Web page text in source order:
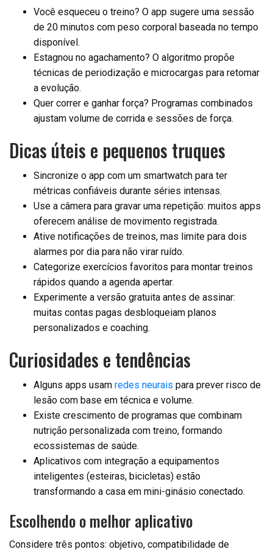
Você esqueceu o treino? O app sugere uma sessão
de 20 minutos com peso corporal baseada no tempo
disponível.
Estagnou no agachamento? O algoritmo propõe
técnicas de periodização e microcargas para retomar
a evolução.
Quer correr e ganhar força? Programas combinados
ajustam volume de corrida e sessões de força.
Dicas úteis e pequenos truques
Sincronize o app com um smartwatch para ter
métricas confiáveis durante séries intensas.
Use a câmera para gravar uma repetição: muitos apps
oferecem análise de movimento registrada.
Ative notificações de treinos, mas limite para dois
alarmes por dia para não virar ruído.
Categorize exercícios favoritos para montar treinos
rápidos quando a agenda apertar.
Experimente a versão gratuita antes de assinar:
muitas contas pagas desbloqueiam planos
personalizados e coaching.
Curiosidades e tendências
Alguns apps usam redes neurais para prever risco de
lesão com base em técnica e volume.
Existe crescimento de programas que combinam
nutrição personalizada com treino, formando
ecossistemas de saúde.
Aplicativos com integração a equipamentos
inteligentes (esteiras, bicicletas) estão
transformando a casa em mini-ginásio conectado.
Escolhendo o melhor aplicativo
Considere três pontos: objetivo, compatibilidade de